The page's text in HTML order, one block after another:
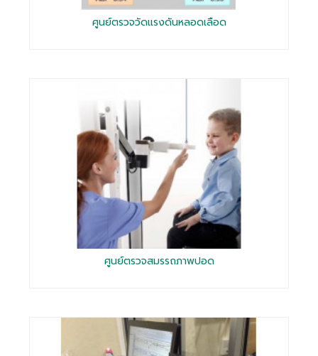
ศูนย์ตรวจวัดแรงดันหลอดเลือด
ศูนย์ตรวจสมรรถภาพปอด